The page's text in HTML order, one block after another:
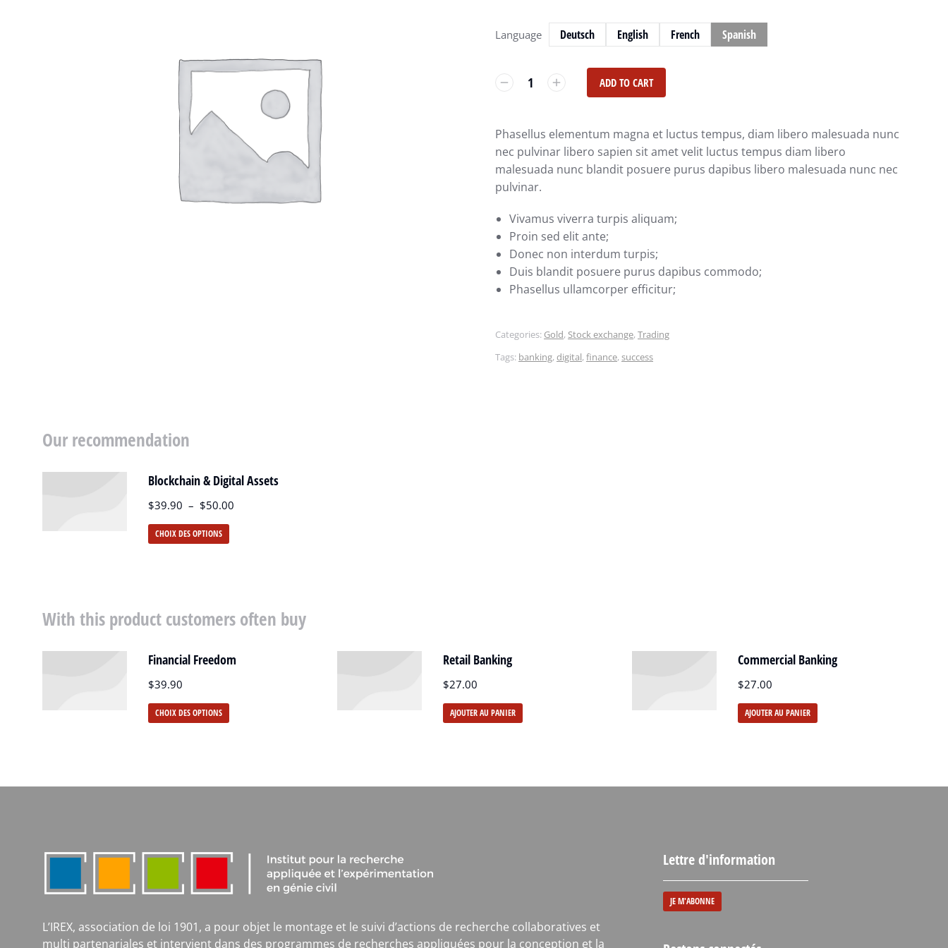
Language Deutsch English French Spanish
ADD TO CART
Phasellus elementum magna et luctus tempus, diam libero malesuada nunc
nec pulvinar libero sapien sit amet velit luctus tempus diam libero
malesuada nunc blandit posuere purus dapibus libero malesuada nunc nec
pulvinar.
Vivamus viverra turpis aliquam;
Proin sed elit ante;
Donec non interdum turpis;
Duis blandit posuere purus dapibus commodo;
Phasellus ullamcorper efficitur;
Categories: Gold, Stock exchange, Trading
Tags: banking, digital, finance, success
Our recommendation
Blockchain & Digital Assets
$39.90 – $50.00
CHOIX DES OPTIONS
With this product customers often buy
Financial Freedom
$39.90
CHOIX DES OPTIONS
Retail Banking
$27.00
AJOUTER AU PANIER
Commercial Banking
$27.00
AJOUTER AU PANIER
L’IREX, association de loi 1901, a pour objet le montage et le suivi d’actions de recherche collaboratives et
multi partenariales et intervient dans des programmes de recherches appliquées pour la conception et la
Lettre d'information
JE M'ABONNE